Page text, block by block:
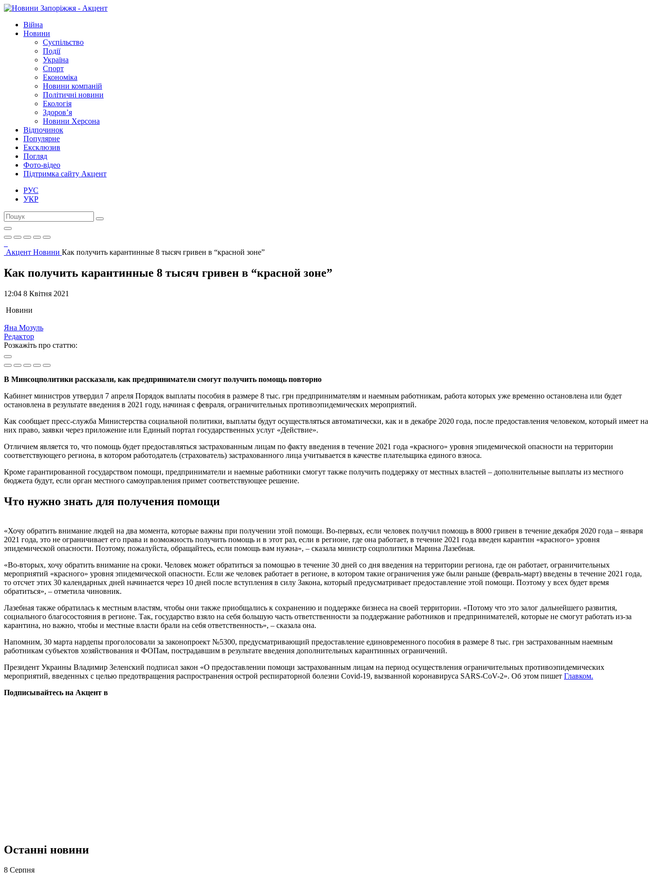
Війна
Новини
Суспільство
Події
Україна
Спорт
Економіка
Новини компаній
Політичні новини
Екологія
Здоров’я
Новини Херсона
Відпочинок
Популярне
Ексклюзив
Погляд
Фото-відео
Підтримка сайту Акцент
РУС
УКР
Акцент Новини Как получить карантинные 8 тысяч гривен в “красной зоне”
Как получить карантинные 8 тысяч гривен в “красной зоне”
12:04 8 Квітня 2021
Новини
Яна Мозуль
Редактор
Розкажіть про статтю:
В Минсоцполитики рассказали, как предприниматели смогут получить помощь повторно
Кабинет министров утвердил 7 апреля Порядок выплаты пособия в размере 8 тыс. грн предпринимателям и наемным работникам, работа которых уже временно остановлена или будет
остановлена в результате введения в 2021 году, начиная с февраля, ограничительных противоэпидемических мероприятий.
Как сообщает пресс-служба Министерства социальной политики, выплаты будут осуществляться автоматически, как и в декабре 2020 года, после предоставления человеком, который имеет на
них право, заявки через приложение или Единый портал государственных услуг «Действие».
Отличием является то, что помощь будет предоставляться застрахованным лицам по факту введения в течение 2021 года «красного» уровня эпидемической опасности на территории
соответствующего региона, в котором работодатель (страхователь) застрахованного лица учитывается в качестве плательщика единого взноса.
Кроме гарантированной государством помощи, предприниматели и наемные работники смогут также получить поддержку от местных властей – дополнительные выплаты из местного
бюджета будут, если орган местного самоуправления примет соответствующее решение.
Что нужно знать для получения помощи
«Хочу обратить внимание людей на два момента, которые важны при получении этой помощи. Во-первых, если человек получил помощь в 8000 гривен в течение декабря 2020 года – января
2021 года, это не ограничивает его права и возможность получить помощь и в этот раз, если в регионе, где она работает, в течение 2021 года введен карантин «красного» уровня
эпидемической опасности. Поэтому, пожалуйста, обращайтесь, если помощь вам нужна», – сказала министр соцполитики Марина Лазебная.
«Во-вторых, хочу обратить внимание на сроки. Человек может обратиться за помощью в течение 30 дней со дня введения на территории региона, где он работает, ограничительных
мероприятий «красного» уровня эпидемической опасности. Если же человек работает в регионе, в котором такие ограничения уже были раньше (февраль-март) введены в течение 2021 года,
то отсчет этих 30 календарных дней начинается через 10 дней после вступления в силу Закона, который предусматривает предоставление этой помощи. Поэтому у всех будет время
обратиться», – отметила чиновник.
Лазебная также обратилась к местным властям, чтобы они также приобщались к сохранению и поддержке бизнеса на своей территории. «Потому что это залог дальнейшего развития,
социального благосостояния в регионе. Так, государство взяло на себя большую часть ответственности за поддержание работников и предпринимателей, которые не смогут работать из-за
карантина, но важно, чтобы и местные власти брали на себя ответственность», – сказала она.
Напомним, 30 марта нардепы проголосовали за законопроект №5300, предусматривающий предоставление единовременного пособия в размере 8 тыс. грн застрахованным наемным
работникам субъектов хозяйствования и ФОПам, пострадавшим в результате введения дополнительных карантинных ограничений.
Президент Украины Владимир Зеленский подписал закон «О предоставлении помощи застрахованным лицам на период осуществления ограничительных противоэпидемических
мероприятий, введенных с целью предотвращения распространения острой респираторной болезни Covid-19, вызванной коронавируса SARS-CoV-2». Об этом пишет Главком.
Подписывайтесь на Акцент в
Останні новини
8 Серпня